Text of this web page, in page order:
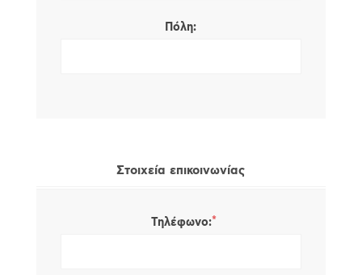
Πόλη:
Στοιχεία επικοινωνίας
Τηλέφωνο:*